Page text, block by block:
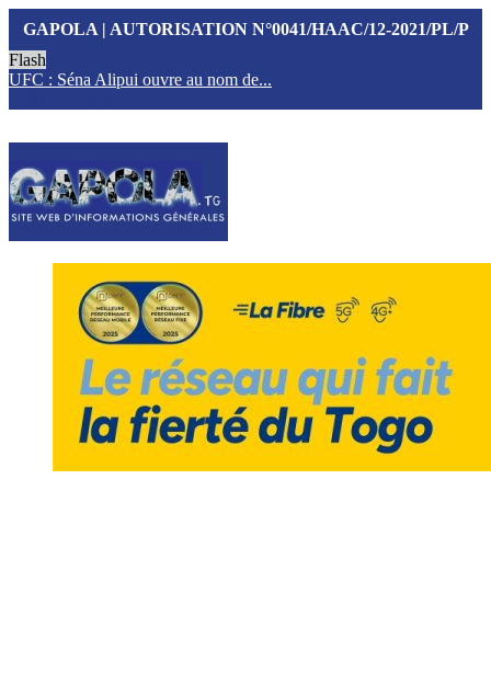
GAPOLA | AUTORISATION N°0041/HAAC/12-2021/PL/P
Flash
UFC : Séna Alipui ouvre au nom de...